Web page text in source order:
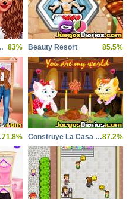
Stars 83% Beauty Resort 85.5%
bloggers
71.8% Construye La Casa de Mary87.2%